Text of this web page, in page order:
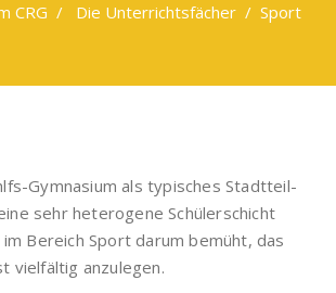
CRG / Die Unterrichtsfächer / Sport
Gymnasium als typisches Stadtteil-
sehr heterogene Schülerschicht
Bereich Sport darum bemüht, das
vielfältig anzulegen.